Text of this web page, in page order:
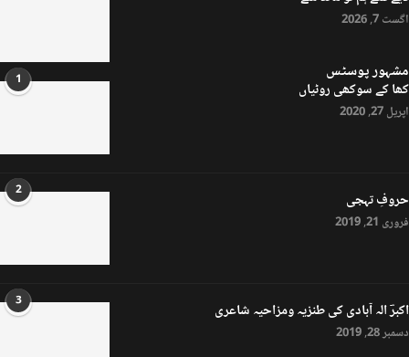
اگست 7, 2026
مشہور پوسٹس 1 کھا کے سوکھی روٹیاں
اپریل 27, 2020
2 حروفِ تہجی
فروری 21, 2019
3 اکبرؔ الہ آبادی کی طنزیہ ومزاحیہ شاعری
دسمبر 28, 2019